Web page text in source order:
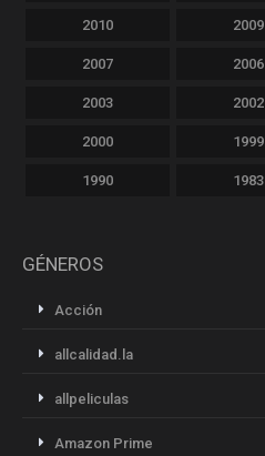
2010 2009
2007 2006
2003 2002
2000 1999
1990 1983
GÉNEROS
Acción
allcalidad.la
allpeliculas
Amazon Prime